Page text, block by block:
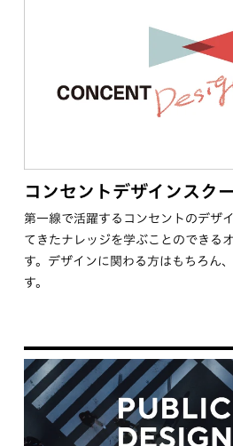
コンセントデザインスク
第一線で活躍するコンセントのデザ
てきたナレッジを学ぶことのできる
す。デザインに関わる方はもちろん
す。